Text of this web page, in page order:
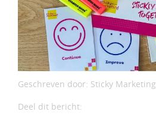
Geschreven door: Sticky Marketing
Deel dit bericht: